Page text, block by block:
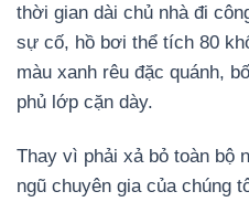
thời gian dài chủ nhà đi
sự cố, hồ bơi thể tích 80
màu xanh rêu đặc quánh,
phủ lớp cặn dày.
Thay vì phải xả bỏ toàn bộ
ngũ chuyên gia của chúng